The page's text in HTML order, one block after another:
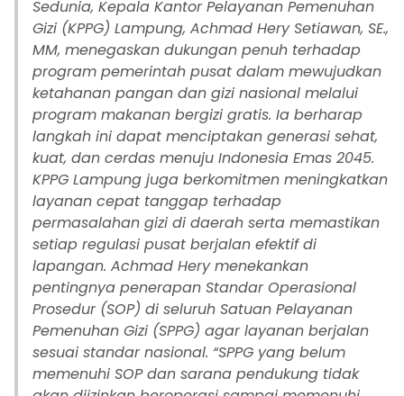
Sedunia, Kepala Kantor Pelayanan Pemenuhan
Gizi (KPPG) Lampung, Achmad Hery Setiawan, SE.,
MM, menegaskan dukungan penuh terhadap
program pemerintah pusat dalam mewujudkan
ketahanan pangan dan gizi nasional melalui
program makanan bergizi gratis. Ia berharap
langkah ini dapat menciptakan generasi sehat,
kuat, dan cerdas menuju Indonesia Emas 2045.
KPPG Lampung juga berkomitmen meningkatkan
layanan cepat tanggap terhadap
permasalahan gizi di daerah serta memastikan
setiap regulasi pusat berjalan efektif di
lapangan. Achmad Hery menekankan
pentingnya penerapan Standar Operasional
Prosedur (SOP) di seluruh Satuan Pelayanan
Pemenuhan Gizi (SPPG) agar layanan berjalan
sesuai standar nasional. “SPPG yang belum
memenuhi SOP dan sarana pendukung tidak